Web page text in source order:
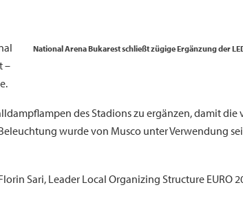
National Arena Bukarest schließt zügige Ergänzung der
–
des Stadions zu ergänzen, damit die
wurde von Musco unter Verwendung
Sari, Leader Local Organizing Structure EURO